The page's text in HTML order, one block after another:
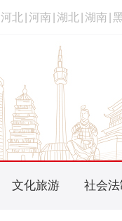
河北 河南 湖北 湖南
文化旅游 社会法